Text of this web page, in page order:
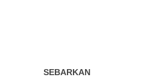
SEBARKAN